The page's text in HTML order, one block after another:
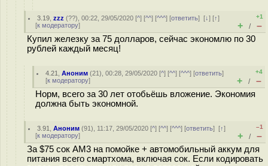
3.19 ,zzz (??), 00:22, 29/05/2020 [^] [^^] [^^^] [ответить][↓] [↑]
[к модератору]
+1
+ / –
Купил железку за 75 долларов, сейчас экономлю по 30
рублей каждый месяц!
4.21 ,Аноним (21), 00:28, 29/05/2020 [^] [^^] [^^^] [ответить]
[к модератору]
+4
+ / –
Норм, всего за 30 лет отобьёшь вложение. Экономия
должна быть экономной.
3.91 ,Аноним (91), 11:17, 29/05/2020 [^] [^^] [^^^] [ответить][↑]
[к модератору]
–1
+ / –
За $75 сок АМ3 на помойке + автомобильный аккум для
питания всего смартхома, включая сок. Если кодировать